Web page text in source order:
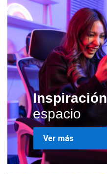
Inspiración
espacio
Ver más